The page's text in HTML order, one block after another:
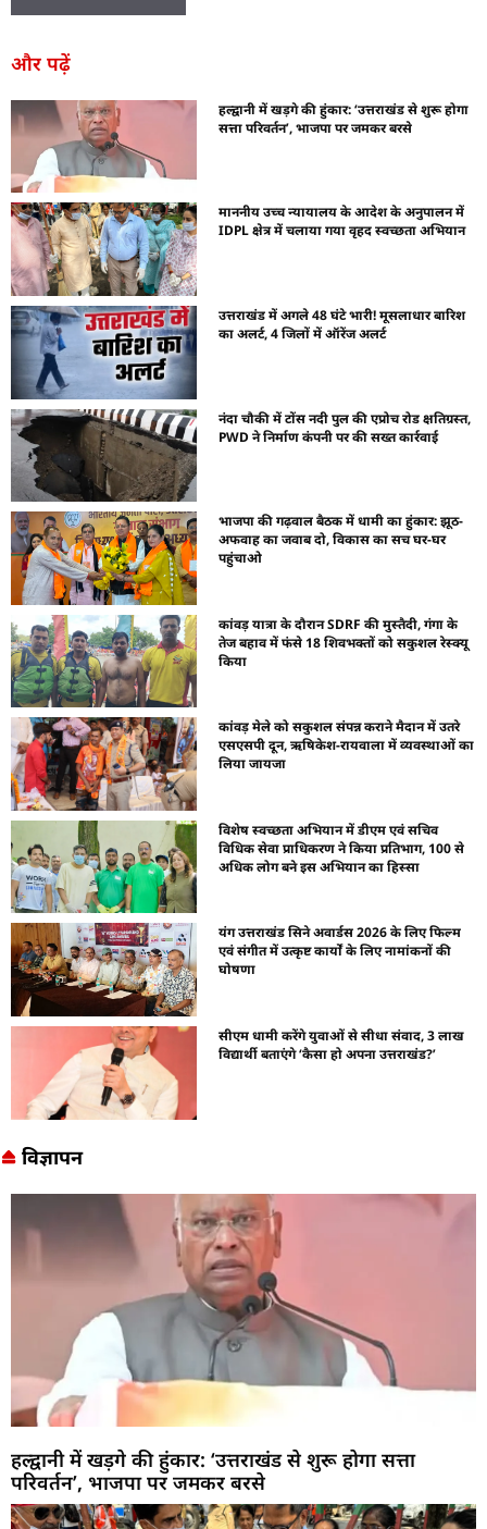
और पढ़ें
हल्द्वानी में खड़गे की हुंकार: ‘उत्तराखंड से शुरू होगा
सत्ता परिवर्तन’, भाजपा पर जमकर बरसे
माननीय उच्च न्यायालय के आदेश के अनुपालन में
IDPL क्षेत्र में चलाया गया वृहद स्वच्छता अभियान
उत्तराखंड में अगले 48 घंटे भारी! मूसलाधार बारिश
का अलर्ट, 4 जिलों में ऑरेंज अलर्ट
नंदा चौकी में टोंस नदी पुल की एप्रोच रोड क्षतिग्रस्त,
PWD ने निर्माण कंपनी पर की सख्त कार्रवाई
भाजपा की गढ़वाल बैठक में धामी का हुंकार: झूठ-
अफवाह का जवाब दो, विकास का सच घर-घर
पहुंचाओ
कांवड़ यात्रा के दौरान SDRF की मुस्तैदी, गंगा के
तेज बहाव में फंसे 18 शिवभक्तों को सकुशल रेस्क्यू
किया
कांवड़ मेले को सकुशल संपन्न कराने मैदान में उतरे
एसएसपी दून, ऋषिकेश-रायवाला में व्यवस्थाओं का
लिया जायजा
विशेष स्वच्छता अभियान में डीएम एवं सचिव
विधिक सेवा प्राधिकरण ने किया प्रतिभाग, 100 से
अधिक लोग बने इस अभियान का हिस्सा
यंग उत्तराखंड सिने अवार्डस 2026 के लिए फिल्म
एवं संगीत में उत्कृष्ट कार्यों के लिए नामांकनों की
घोषणा
सीएम धामी करेंगे युवाओं से सीधा संवाद, 3 लाख
विद्यार्थी बताएंगे ‘कैसा हो अपना उत्तराखंड?’
विज्ञापन
हल्द्वानी में खड़गे की हुंकार: ‘उत्तराखंड से शुरू होगा सत्ता
परिवर्तन’, भाजपा पर जमकर बरसे